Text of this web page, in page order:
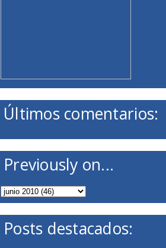
Últimos comentarios:
Previously on...
Posts destacados: